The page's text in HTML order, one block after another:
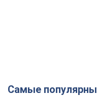
Самые